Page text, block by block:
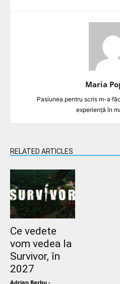
Maria
Pasiunea pentru scris m-a
experiență în
RELATED ARTICLES
Ce vedete
vom vedea la
Survivor, în
2027
Adrian Barbu -